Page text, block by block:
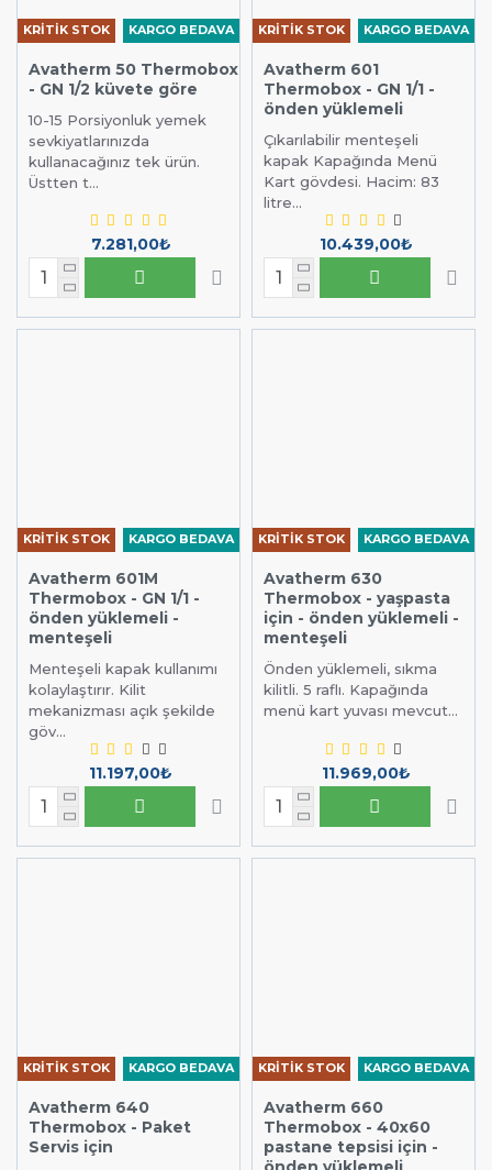
KARGO BEDAVA
KRİTİK STOK
Avatherm 50 Thermobox
- GN 1/2 küvete göre
10-15 Porsiyonluk yemek
sevkiyatlarınızda
kullanacağınız tek ürün.
Üstten t...
7.281,00₺
KARGO BEDAVA
KRİTİK STOK
Avatherm 601
Thermobox - GN 1/1 -
önden yüklemeli
Çıkarılabilir menteşeli
kapak Kapağında Menü
Kart gövdesi. Hacim: 83
litre...
10.439,00₺
KARGO BEDAVA
KRİTİK STOK
Avatherm 601M
Thermobox - GN 1/1 -
önden yüklemeli -
menteşeli
Menteşeli kapak kullanımı
kolaylaştırır. Kilit
mekanizması açık şekilde
göv...
11.197,00₺
KARGO BEDAVA
KRİTİK STOK
Avatherm 630
Thermobox - yaşpasta
için - önden yüklemeli -
menteşeli
Önden yüklemeli, sıkma
kilitli. 5 raflı. Kapağında
menü kart yuvası mevcut...
11.969,00₺
KARGO BEDAVA
KRİTİK STOK
Avatherm 640
Thermobox - Paket
Servis için
KARGO BEDAVA
KRİTİK STOK
Avatherm 660
Thermobox - 40x60
pastane tepsisi için -